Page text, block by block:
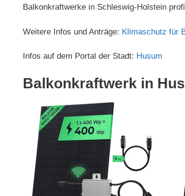
Balkonkraftwerke in Schleswig-Holstein
Weitere Infos und Anträge: Klimaschutz für
Infos auf dem Portal der Stadt: Husum
Balkonkraftwerk in